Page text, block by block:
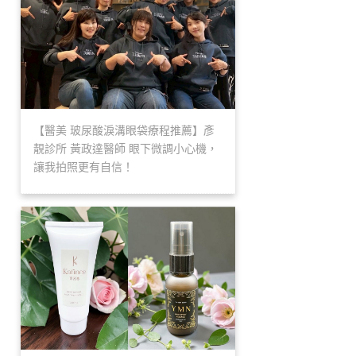
【醫美 玻尿酸淚溝眼袋療程推薦】彥
靚診所 黃政達醫師 眼下微調小心機，
讓我拍照更有自信！